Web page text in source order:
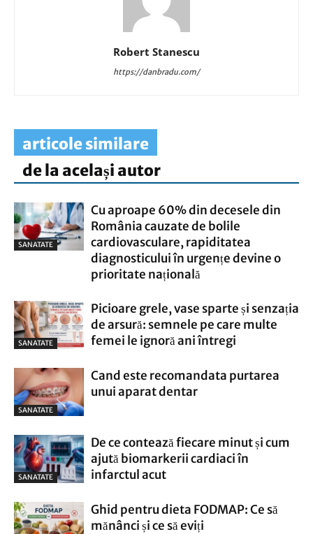
Robert Stanescu
https://danbradu.com/
articole similare
de la același autor
SANATATE
Cu aproape 60% din decesele din
România cauzate de bolile
cardiovasculare, rapiditatea
diagnosticului în urgențe devine o
prioritate națională
SANATATE
Picioare grele, vase sparte și senzația
de arsură: semnele pe care multe
femei le ignoră ani întregi
SANATATE
Cand este recomandata purtarea
unui aparat dentar
SANATATE
De ce contează fiecare minut și cum
ajută biomarkerii cardiaci în
infarctul acut
Ghid pentru dieta FODMAP: Ce să
mănânci și ce să eviți